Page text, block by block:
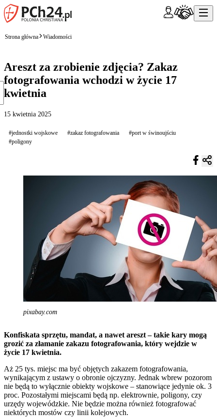
Strona główna Wiadomości
Areszt za zrobienie zdjęcia? Zakaz
fotografowania wchodzi w życie 17
kwietnia
15 kwietnia 2025
#jednostki wojskowe #zakaz fotografowania
#port w świnoujściu
#poligony
pixabay.com
Konfiskata sprzętu, mandat, a nawet areszt – takie kary mogą
grozić za złamanie zakazu fotografowania, który wejdzie w
życie 17 kwietnia.
Aż 25 tys. miejsc ma być objętych zakazem fotografowania,
wynikającym z ustawy o obronie ojczyzny. Jednak wbrew pozorom
nie będą to wyłącznie obiekty wojskowe – stanowiące jedynie ok. 3
proc. Pozostałymi miejscami będą np. elektrownie, poligony, czy
urzędy wojewódzkie. Nie będzie można również fotografować
niektórych mostów czy linii kolejowych.